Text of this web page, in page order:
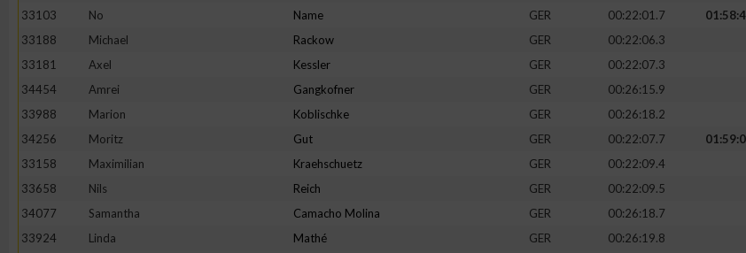
33103
No Name GER 00:22:01.7
33188
Michael Rackow GER
00:22:06.3
33181
Axel Kessler GER
00:22:07.3
34454
Amrei Gangkofner GER
00:26:15.9
33988
Marion Koblischke GER
00:26:18.2
34256
Moritz Gut GER 00:22:07.7
33158
Maximilian Kraehschuetz GER
00:22:09.4
33658
Nils Reich GER
00:22:09.5
34077
Samantha Camacho Molina GER
00:26:18.7
33924
Linda Mathé GER 00:26:19.8
Performance
Funktional
Werbung